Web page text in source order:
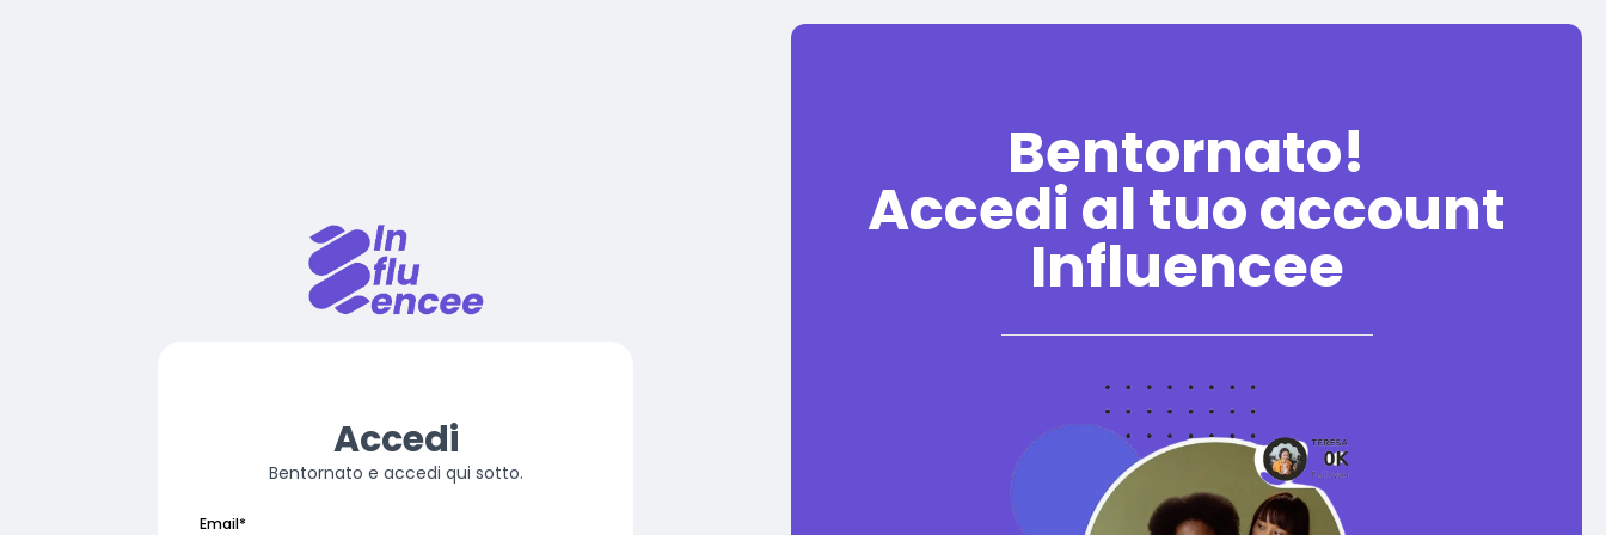
Accedi
Bentornato e accedi qui sotto.
Email*
Bentornato!
Accedi al tuo account
Influencee